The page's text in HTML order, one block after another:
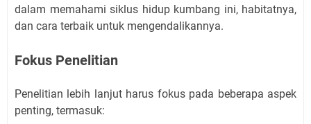
dalam memahami siklus hidup kumbang ini, habitatnya,
dan cara terbaik untuk mengendalikannya.
Fokus Penelitian
Penelitian lebih lanjut harus fokus pada beberapa aspek
penting, termasuk: